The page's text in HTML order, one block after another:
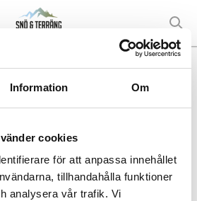
Information Om
cookies
för att anpassa innehållet
tillhandahålla funktioner
analysera vår trafik. Vi
AB (Luleå)